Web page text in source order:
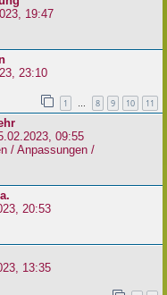
19:47
23:10
1 … 8 9 10 11
09:55
/ Anpassungen /
20:53
13:35